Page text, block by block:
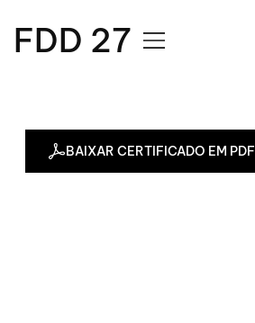
FDD 27
BAIXAR CERTIFICADO EM PDF